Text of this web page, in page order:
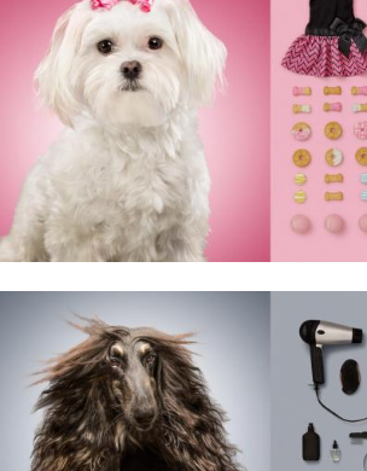
LABEL 78 –
„Sztuka
zatrzymywania
lata”.
Niezapomniane
podróże,
architektura
które chce się
oglądać w
nieskończoność